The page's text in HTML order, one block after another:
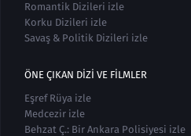
Romantik Dizileri izle
Korku Dizileri izle
Savaş & Politik Dizileri izle
ÖNE ÇIKAN DIZI VE FILMLER
Eşref Rüya izle
Medcezir izle
Behzat Ç.: Bir Ankara Polisiyesi izle